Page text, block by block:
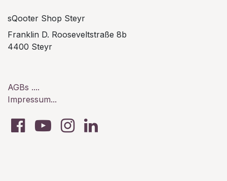
sQooter Shop Steyr
Franklin D. Rooseveltstraße 8b
4400 Steyr
AGBs ....
Impressum...